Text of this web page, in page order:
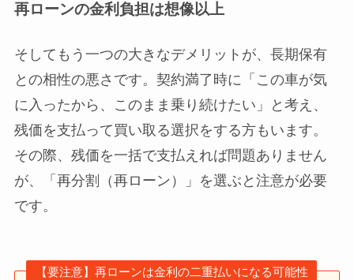
再ローンの金利負担は想像以上
そしてもう一つの大きなデメリットが、長期保有
との相性の悪さです。契約満了時に「この車が気
に入ったから、このまま乗り続けたい」と考え、
残価を支払って買い取る選択をする方もいます。
その際、残価を一括で支払えれば問題ありません
が、「再分割（再ローン）」を選ぶと注意が必要
です。
【要注意】再ローンは金利の二重払いになる可能性